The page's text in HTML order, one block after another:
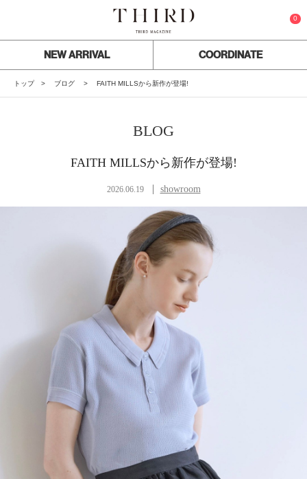
0
NEW ARRIVAL COORDINATE
トップ ブログ FAITH MILLSから新作が登場!
BLOG
FAITH MILLSから新作が登場!
2026.06.19 showroom